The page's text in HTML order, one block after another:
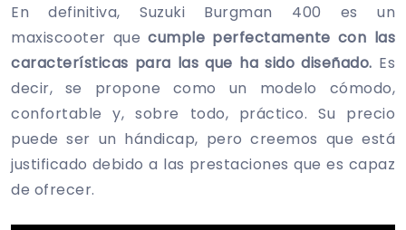
En definitiva, Suzuki Burgman 400 es un
maxiscooter quecumple perfectamente con las
características para las que ha sido diseñado. Es
decir, se propone como un modelo cómodo,
confortable y, sobre todo, práctico. Su precio
puede ser un hándicap, pero creemos que está
justificado debido a las prestaciones que es capaz
de ofrecer.